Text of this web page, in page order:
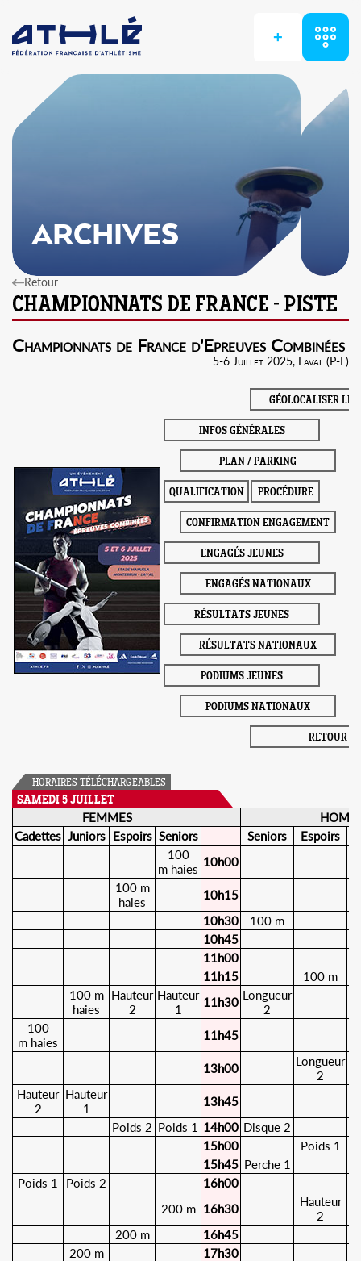
+
ARCHIVES
Retour
Championnats de France d'Epreuves Combinées
5-6 Juillet 2025, Laval (P-L)
GÉOLOCALISER LE
INFOS GÉNÉRALES
PLAN / PARKING
QUALIFICATION PROCÉDURE
CONFIRMATION ENGAGEMENT
ENGAGÉS JEUNES
ENGAGÉS NATIONAUX
RÉSULTATS JEUNES
RÉSULTATS NATIONAUX
PODIUMS JEUNES
PODIUMS NATIONAUX
RETOUR
HORAIRES TÉLÉCHARGEABLES
SAMEDI 5 JUILLET
FEMMES
Cadettes Juniors Espoirs Seniors Seniors Espoirs
100
m haies 10h00
100 m
haies
10h15
10h30
100 m
10h45
11h00
11h15
100 m
100 m
haies
Hauteur
2
Hauteur
1
11h30 Longueur
2
100
m haies
11h45
13h00
Longueur
2
Hauteur
2
Hauteur
1
13h45
Poids 2 Poids 1 14h00 Disque 2
15h00
Poids 1
15h45 Perche 1
Poids 1
Poids 2
16h00
200 m 16h30
Hauteur
2
200 m
16h45
200 m
17h30